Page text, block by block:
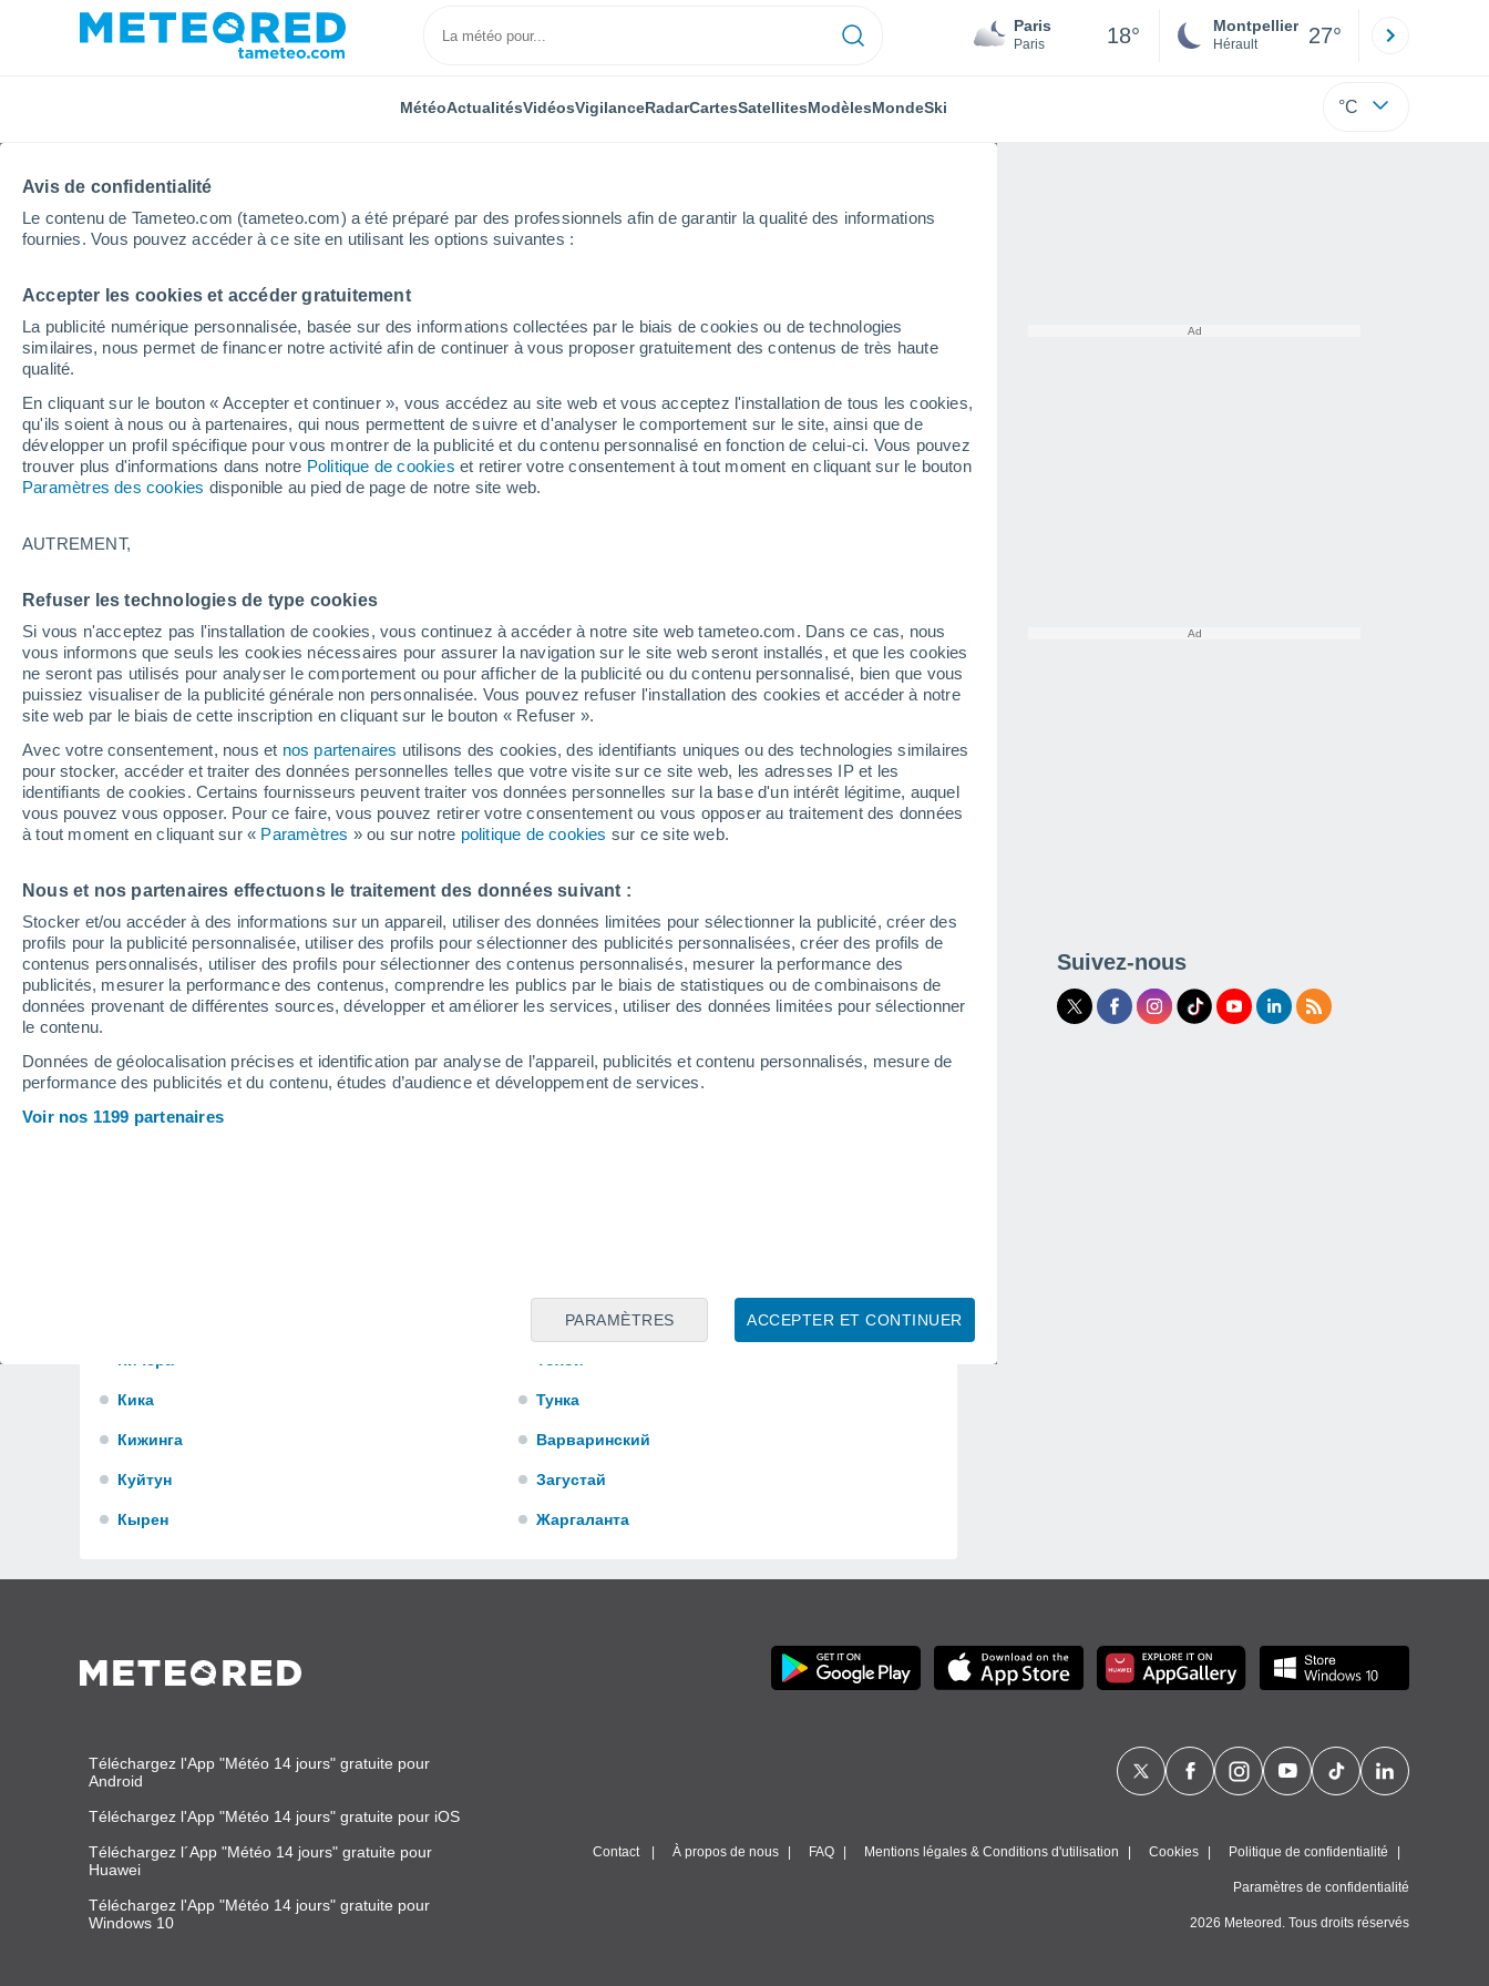
Avis de confidentialité
Le contenu de Tameteo.com (tameteo.com) a été préparé par des professionnels afin de garantir la qualité des informations
fournies. Vous pouvez accéder à ce site en utilisant les options suivantes :
Accepter les cookies et accéder gratuitement
La publicité numérique personnalisée, basée sur des informations collectées par le biais de cookies ou de technologies
similaires, nous permet de financer notre activité afin de continuer à vous proposer gratuitement des contenus de très haute
qualité.
En cliquant sur le bouton « Accepter et continuer », vous accédez au site web et vous acceptez l'installation de tous les cookies,
qu'ils soient à nous ou à partenaires, qui nous permettent de suivre et d'analyser le comportement sur le site, ainsi que de
développer un profil spécifique pour vous montrer de la publicité et du contenu personnalisé en fonction de celui-ci. Vous pouvez
trouver plus d'informations dans notre Politique de cookies et retirer votre consentement à tout moment en cliquant sur le bouton
Paramètres des cookies disponible au pied de page de notre site web.
AUTREMENT,
Refuser les technologies de type cookies
Si vous n'acceptez pas l'installation de cookies, vous continuez à accéder à notre site web tameteo.com. Dans ce cas, nous
vous informons que seuls les cookies nécessaires pour assurer la navigation sur le site web seront installés, et que les cookies
ne seront pas utilisés pour analyser le comportement ou pour afficher de la publicité ou du contenu personnalisé, bien que vous
puissiez visualiser de la publicité générale non personnalisée. Vous pouvez refuser l'installation des cookies et accéder à notre
site web par le biais de cette inscription en cliquant sur le bouton « Refuser ».
Avec votre consentement, nous et nos partenaires utilisons des cookies, des identifiants uniques ou des technologies similaires
pour stocker, accéder et traiter des données personnelles telles que votre visite sur ce site web, les adresses IP et les
identifiants de cookies. Certains fournisseurs peuvent traiter vos données personnelles sur la base d'un intérêt légitime, auquel
vous pouvez vous opposer. Pour ce faire, vous pouvez retirer votre consentement ou vous opposer au traitement des données
à tout moment en cliquant sur « Paramètres » ou sur notre politique de cookies sur ce site web.
Nous et nos partenaires effectuons le traitement des données suivant :
Stocker et/ou accéder à des informations sur un appareil, utiliser des données limitées pour sélectionner la publicité, créer des
profils pour la publicité personnalisée, utiliser des profils pour sélectionner des publicités personnalisées, créer des profils de
contenus personnalisés, utiliser des profils pour sélectionner des contenus personnalisés, mesurer la performance des
publicités, mesurer la performance des contenus, comprendre les publics par le biais de statistiques ou de combinaisons de
données provenant de différentes sources, développer et améliorer les services, utiliser des données limitées pour sélectionner
le contenu.
Données de géolocalisation précises et identification par analyse de l’appareil, publicités et contenu personnalisés, mesure de
performance des publicités et du contenu, études d’audience et développement de services.
Voir nos 1199 partenaires
ACCEPTER ET CONTINUER
PARAMÈTRES
Paris
Paris 18° Montpellier
Hérault 27°
MétéoActualitésVidéosVigilanceRadarCartesSatellitesModèlesMondeSki °C
Accueil Russie Bouriatie Localités
La météo dans toutes les localités de Bouriatie
Toutes les localités de Bouriatie
A - S T - Z
Багдарин
Байкальское
Баргузин
Бичура
Буй
Дэдэ-Сутой
Десятниково
Дунда-Киреть
Дутулур
Дырестуй
Гусиха
Хилгана
Холодная
Кика
Кижинга
Куйтун
Кырен
Николаевский
Нижний Саянтуй
Новоселенгинск
Новый Уоян
Новый Заган
Оер
Окино-Ключи
Оронгой
Романовка
Средний Убукун
Суво
Телемба
Тунка
Варваринский
Загустай
Жаргаланта
Suivez-nous
Téléchargez l'App "Météo 14 jours" gratuite pour
Android
Téléchargez l'App "Météo 14 jours" gratuite pour iOS
Téléchargez l´App "Météo 14 jours" gratuite pour
Huawei
Téléchargez l'App "Météo 14 jours" gratuite pour
Windows 10
Contact À propos de nous FAQ Mentions légales & Conditions d'utilisation Cookies Politique de confidentialité
Paramètres de confidentialité
2026 Meteored. Tous droits réservés